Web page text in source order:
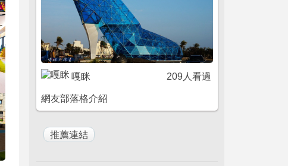
嘎眯 209人看過
網友部落格介紹